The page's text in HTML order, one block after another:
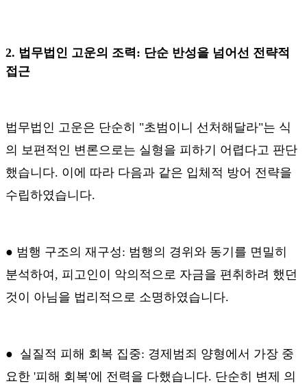
2. 법무법인 고운의 조력: 단순 반성을 넘어선 전략적
접근
법무법인 고운은 단순히 "초범이니 선처해달라"는 식
의 보편적인 변론으로는 실형을 피하기 어렵다고 판단
했습니다. 이에 따라 다음과 같은 입체적 방어 전략을
수립하였습니다.
● 범행 구조의 재구성: 범행의 경위와 동기를 면밀히
분석하여 , 피고인이 악의적으로 자금을 편취하려 했던
것이 아님을 법리적으로 소명하였습니다.
● 실질적 피해 회복 집중: 경제범죄 양형에서 가장 중
요한 '피해 회복'에 전력을 다했습니다. 단순히 변제 의